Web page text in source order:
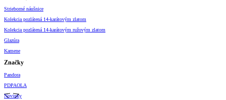
Strieborné náušnice
Kolekcia pozlátená 14-karátovým zlatom
Kolekcia pozlátená 14-karátovým ružovým zlatom
Glazúra
Kamene
Značky
Pandora
PDPAOLA
Novinky